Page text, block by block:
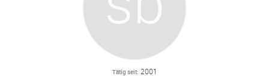
Tätig seit 2001